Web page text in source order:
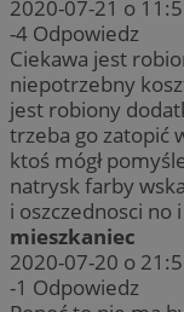
2020-07-21 o
-4 Odpowiedz
Ciekawa jest
niepotrzebny
jest robiony
trzeba go zatopić
ktoś mógł
natrysk farby
i oszczednosci no
mieszkaniec
2020-07-20 o
-1 Odpowiedz